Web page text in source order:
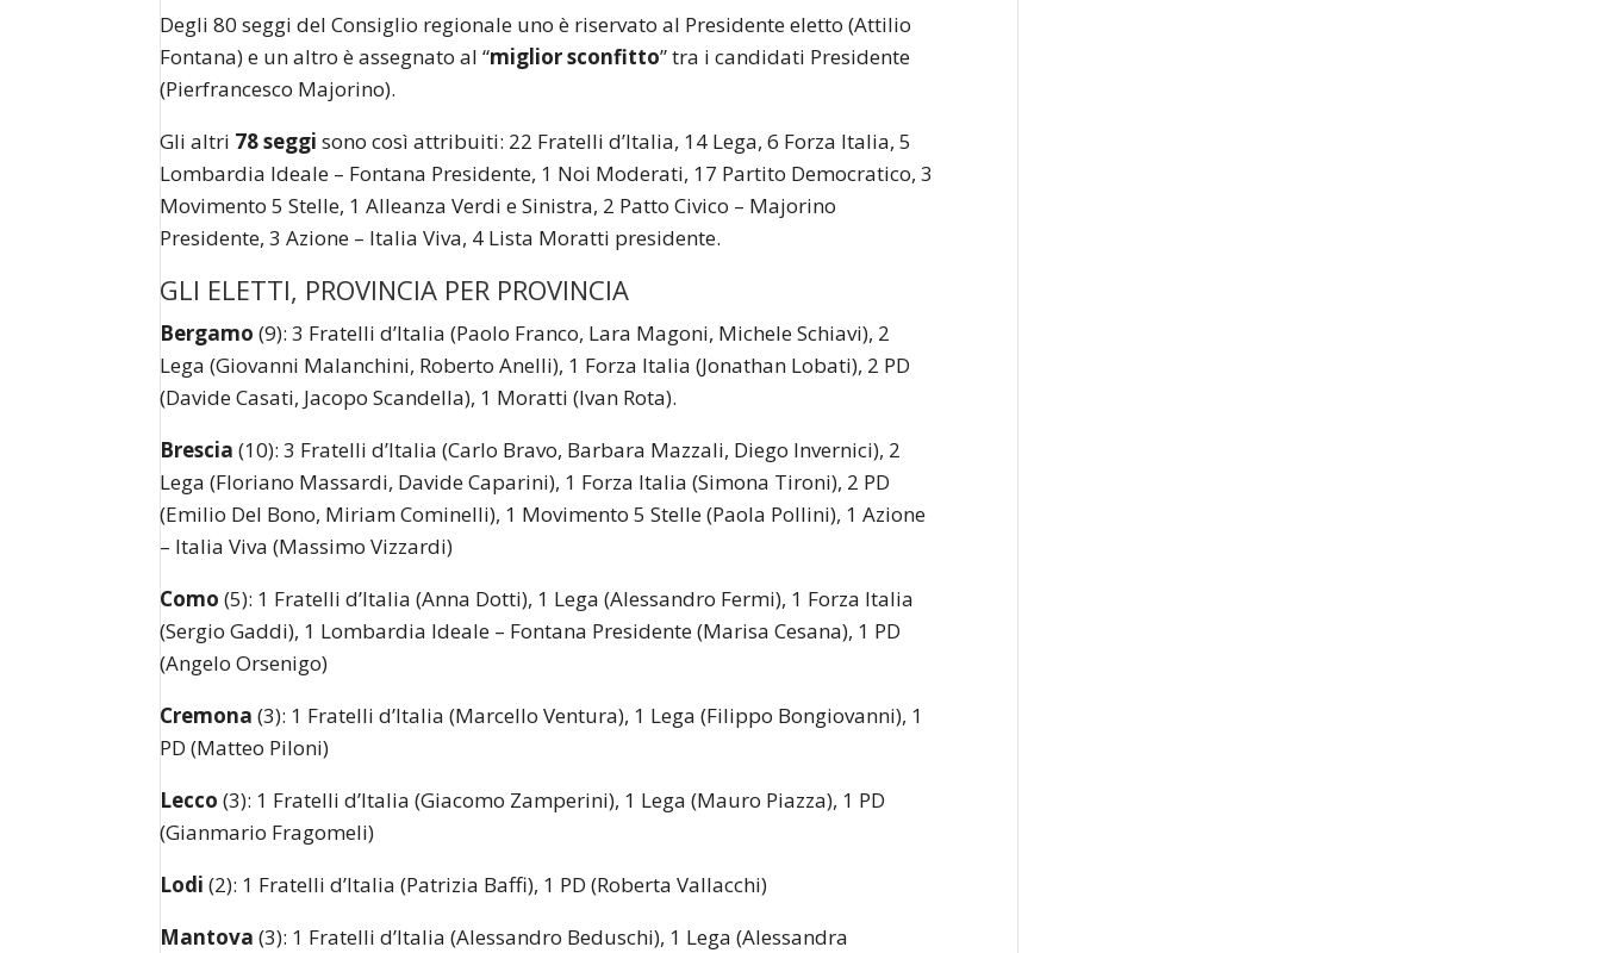
Degli 80 seggi del Consiglio regionale uno è riservato al Presidente eletto (Attilio
Fontana) e un altro è assegnato al “miglior sconfitto” tra i candidati Presidente
(Pierfrancesco Majorino).
Gli altri 78 seggi sono così attribuiti: 22 Fratelli d’Italia, 14 Lega, 6 Forza Italia, 5
Lombardia Ideale – Fontana Presidente, 1 Noi Moderati, 17 Partito Democratico, 3
Movimento 5 Stelle, 1 Alleanza Verdi e Sinistra, 2 Patto Civico – Majorino
Presidente, 3 Azione – Italia Viva, 4 Lista Moratti presidente.
GLI ELETTI, PROVINCIA PER PROVINCIA
Bergamo (9): 3 Fratelli d’Italia (Paolo Franco, Lara Magoni, Michele Schiavi), 2
Lega (Giovanni Malanchini, Roberto Anelli), 1 Forza Italia (Jonathan Lobati), 2 PD
(Davide Casati, Jacopo Scandella), 1 Moratti (Ivan Rota).
Brescia (10): 3 Fratelli d’Italia (Carlo Bravo, Barbara Mazzali, Diego Invernici), 2
Lega (Floriano Massardi, Davide Caparini), 1 Forza Italia (Simona Tironi), 2 PD
(Emilio Del Bono, Miriam Cominelli), 1 Movimento 5 Stelle (Paola Pollini), 1 Azione
– Italia Viva (Massimo Vizzardi)
Como (5): 1 Fratelli d’Italia (Anna Dotti), 1 Lega (Alessandro Fermi), 1 Forza Italia
(Sergio Gaddi), 1 Lombardia Ideale – Fontana Presidente (Marisa Cesana), 1 PD
(Angelo Orsenigo)
Cremona (3): 1 Fratelli d’Italia (Marcello Ventura), 1 Lega (Filippo Bongiovanni), 1
PD (Matteo Piloni)
Lecco (3): 1 Fratelli d’Italia (Giacomo Zamperini), 1 Lega (Mauro Piazza), 1 PD
(Gianmario Fragomeli)
Lodi (2): 1 Fratelli d’Italia (Patrizia Baffi), 1 PD (Roberta Vallacchi)
Mantova (3): 1 Fratelli d’Italia (Alessandro Beduschi), 1 Lega (Alessandra